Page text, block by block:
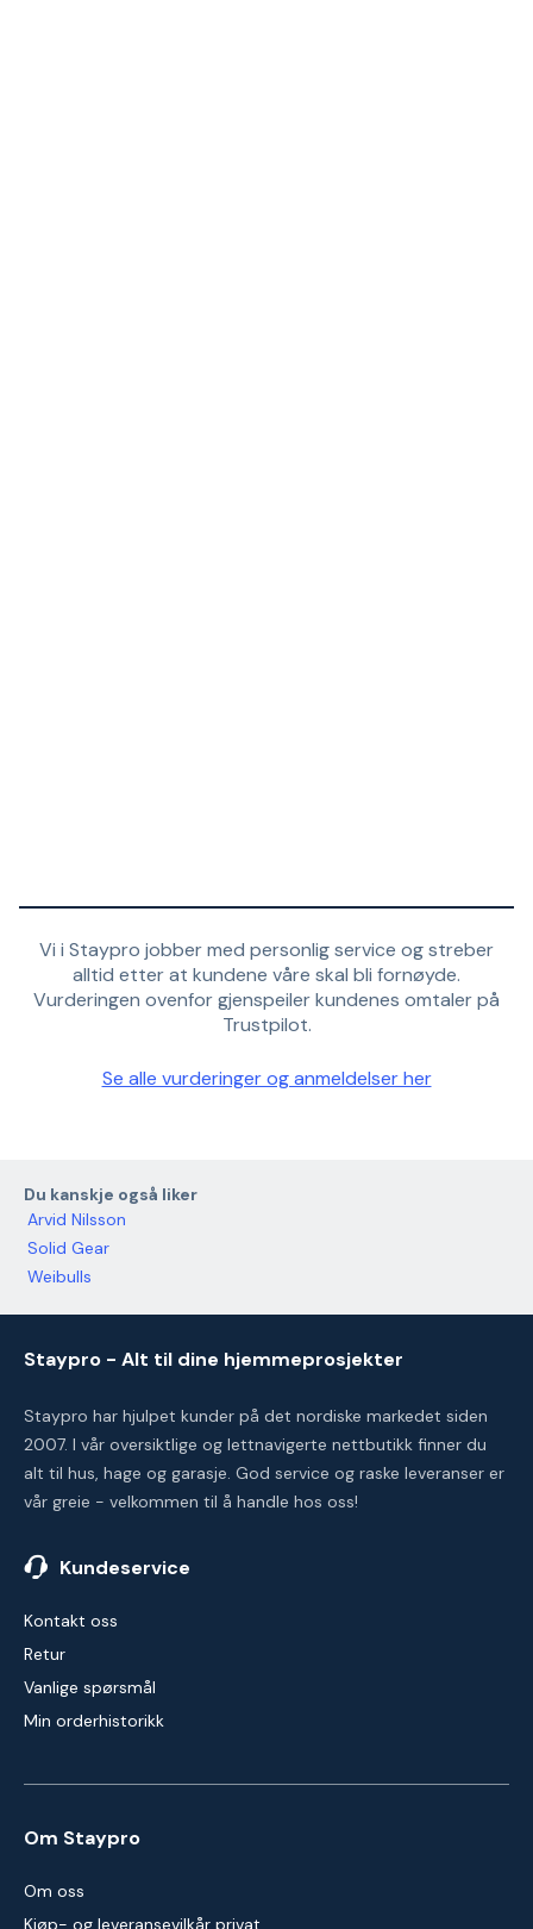
Vi i Staypro jobber med personlig service og streber
alltid etter at kundene våre skal bli fornøyde.
Vurderingen ovenfor gjenspeiler kundenes omtaler på
Trustpilot.
Se alle vurderinger og anmeldelser her
Du kanskje også liker
Arvid Nilsson
Solid Gear
Weibulls
Staypro - Alt til dine hjemmeprosjekter
Staypro har hjulpet kunder på det nordiske markedet siden
2007. I vår oversiktlige og lettnavigerte nettbutikk finner du
alt til hus, hage og garasje. God service og raske leveranser er
vår greie - velkommen til å handle hos oss!
Kundeservice
Kontakt oss
Retur
Vanlige spørsmål
Min orderhistorikk
Om Staypro
Om oss
Kjøp- og leveransevilkår privat